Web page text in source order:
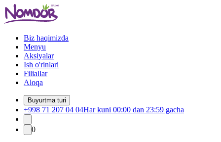
Biz haqimizda
Menyu
Aksiyalar
Ish o'rinlari
Filiallar
Aloqa
Buyurtma turi
+998 71 207 04 04Har kuni 00:00 dan 23:59 gacha
0